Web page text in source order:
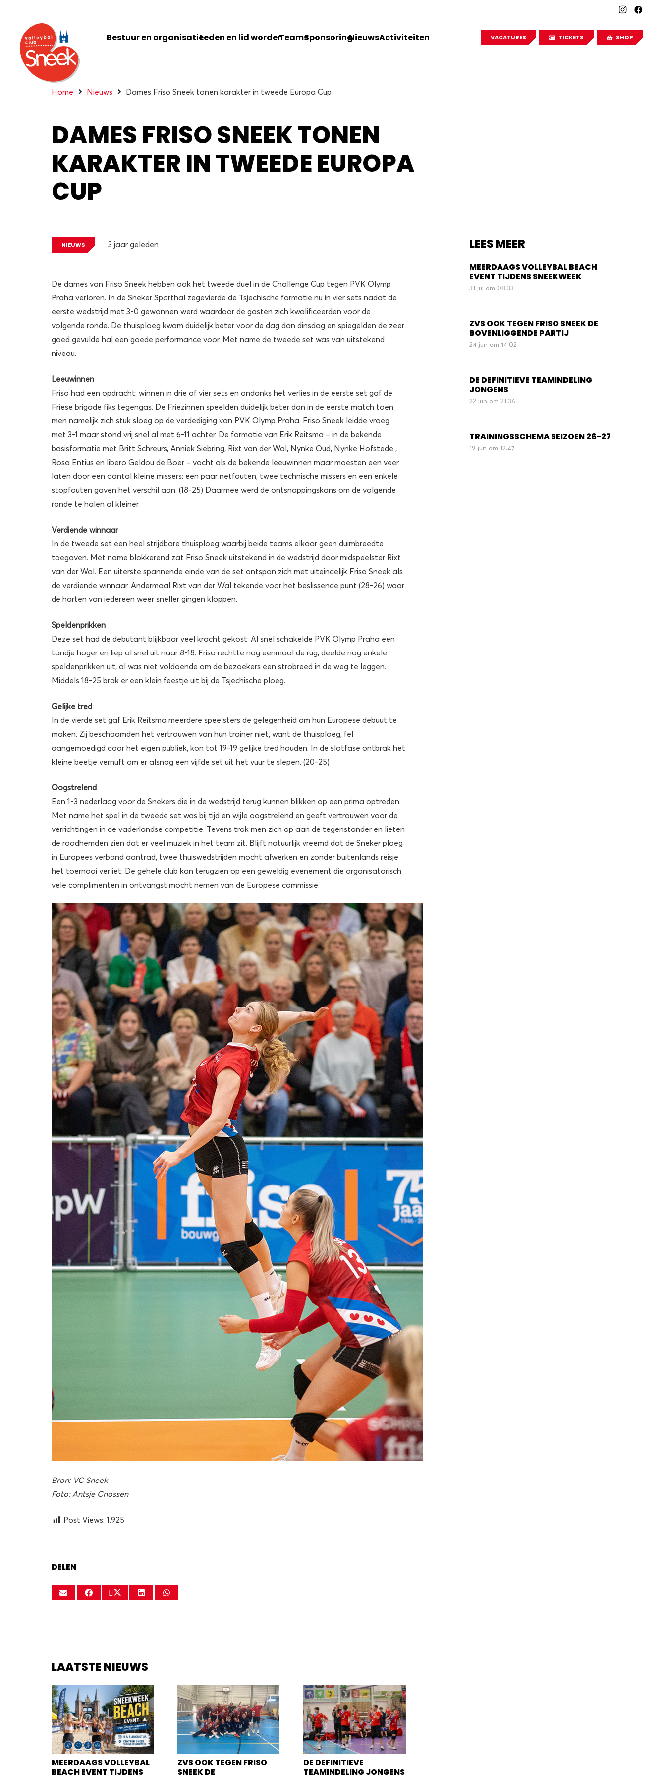
Bestuur en organisatieLeden en lid wordenTeamsSponsoringNieuwsActiviteiten VACATURES TICKETS SHOP
Home Nieuws Dames Friso Sneek tonen karakter in tweede Europa Cup
DAMES FRISO SNEEK TONEN
KARAKTER IN TWEEDE EUROPA
CUP
NIEUWS 3 jaar geleden
De dames van Friso Sneek hebben ook het tweede duel in de Challenge Cup tegen PVK Olymp
Praha verloren. In de Sneker Sporthal zegevierde de Tsjechische formatie nu in vier sets nadat de
eerste wedstrijd met 3-0 gewonnen werd waardoor de gasten zich kwalificeerden voor de
volgende ronde. De thuisploeg kwam duidelijk beter voor de dag dan dinsdag en spiegelden de zeer
goed gevulde hal een goede performance voor. Met name de tweede set was van uitstekend
niveau.
Leeuwinnen
Friso had een opdracht: winnen in drie of vier sets en ondanks het verlies in de eerste set gaf de
Friese brigade fiks tegengas. De Friezinnen speelden duidelijk beter dan in de eerste match toen
men namelijk zich stuk sloeg op de verdediging van PVK Olymp Praha. Friso Sneek leidde vroeg
met 3-1 maar stond vrij snel al met 6-11 achter. De formatie van Erik Reitsma – in de bekende
basisformatie met Britt Schreurs, Anniek Siebring, Rixt van der Wal, Nynke Oud, Nynke Hofstede ,
Rosa Entius en libero Geldou de Boer – vocht als de bekende leeuwinnen maar moesten een veer
laten door een aantal kleine missers: een paar netfouten, twee technische missers en een enkele
stopfouten gaven het verschil aan. (18-25) Daarmee werd de ontsnappingskans om de volgende
ronde te halen al kleiner.
Verdiende winnaar
In de tweede set een heel strijdbare thuisploeg waarbij beide teams elkaar geen duimbreedte
toegaven. Met name blokkerend zat Friso Sneek uitstekend in de wedstrijd door midspeelster Rixt
van der Wal. Een uiterste spannende einde van de set ontspon zich met uiteindelijk Friso Sneek als
de verdiende winnaar. Andermaal Rixt van der Wal tekende voor het beslissende punt (28-26) waar
de harten van iedereen weer sneller gingen kloppen.
Speldenprikken
Deze set had de debutant blijkbaar veel kracht gekost. Al snel schakelde PVK Olymp Praha een
tandje hoger en liep al snel uit naar 8-18. Friso rechtte nog eenmaal de rug, deelde nog enkele
speldenprikken uit, al was niet voldoende om de bezoekers een strobreed in de weg te leggen.
Middels 18-25 brak er een klein feestje uit bij de Tsjechische ploeg.
Gelijke tred
In de vierde set gaf Erik Reitsma meerdere speelsters de gelegenheid om hun Europese debuut te
maken. Zij beschaamden het vertrouwen van hun trainer niet, want de thuisploeg, fel
aangemoedigd door het eigen publiek, kon tot 19-19 gelijke tred houden. In de slotfase ontbrak het
kleine beetje vernuft om er alsnog een vijfde set uit het vuur te slepen. (20-25)
Oogstrelend
Een 1-3 nederlaag voor de Snekers die in de wedstrijd terug kunnen blikken op een prima optreden.
Met name het spel in de tweede set was bij tijd en wijle oogstrelend en geeft vertrouwen voor de
verrichtingen in de vaderlandse competitie. Tevens trok men zich op aan de tegenstander en lieten
de roodhemden zien dat er veel muziek in het team zit. Blijft natuurlijk vreemd dat de Sneker ploeg
in Europees verband aantrad, twee thuiswedstrijden mocht afwerken en zonder buitenlands reisje
het toernooi verliet. De gehele club kan terugzien op een geweldig evenement die organisatorisch
vele complimenten in ontvangst mocht nemen van de Europese commissie.
Bron: VC Sneek
Foto: Antsje Cnossen
Post Views: 1.925
DELEN
LAATSTE NIEUWS
MEERDAAGS VOLLEYBAL
BEACH EVENT TIJDENS
ZVS OOK TEGEN FRISO
SNEEK DE
DE DEFINITIEVE
TEAMINDELING JONGENS
LEES MEER
MEERDAAGS VOLLEYBAL BEACH
EVENT TIJDENS SNEEKWEEK
31 jul om 08:33
ZVS OOK TEGEN FRISO SNEEK DE
BOVENLIGGENDE PARTIJ
24 jun om 14:02
DE DEFINITIEVE TEAMINDELING
JONGENS
22 jun om 21:36
TRAININGSSCHEMA SEIZOEN 26-27
19 jun om 12:47